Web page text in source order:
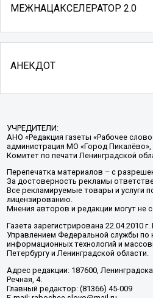
МЕЖНАЦАКСЕЛЕРАТОР 2.0
АНЕКДОТ
УЧРЕДИТЕЛИ:
АНО «Редакция газеты «Рабочее
администрация МО «Город Пикалёво»,
Комитет по печати Ленинградской
Перепечатка материалов – с
За достоверность рекламы
Все рекламируемые товары и услуги
лицензированию.
Мнения авторов и редакции могут не
Газета зарегистрирована 22.04.2010
Управлением Федеральной службы по
информационных технологий и
Петербургу и Ленинградской области.
Адрес редакции: 187600,
Речная, 4.
Главный редактор: (81366) 45-009